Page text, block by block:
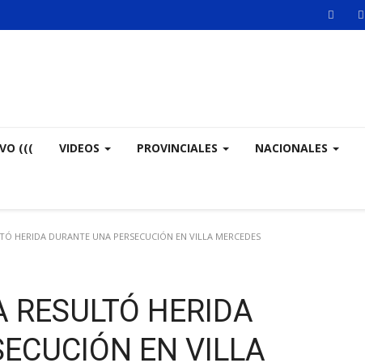
((( VIDEOS PROVINCIALES NACIONALES
HERIDA DURANTE UNA PERSECUCIÓN EN VILLA MERCEDES
HERIDA
EN VILLA